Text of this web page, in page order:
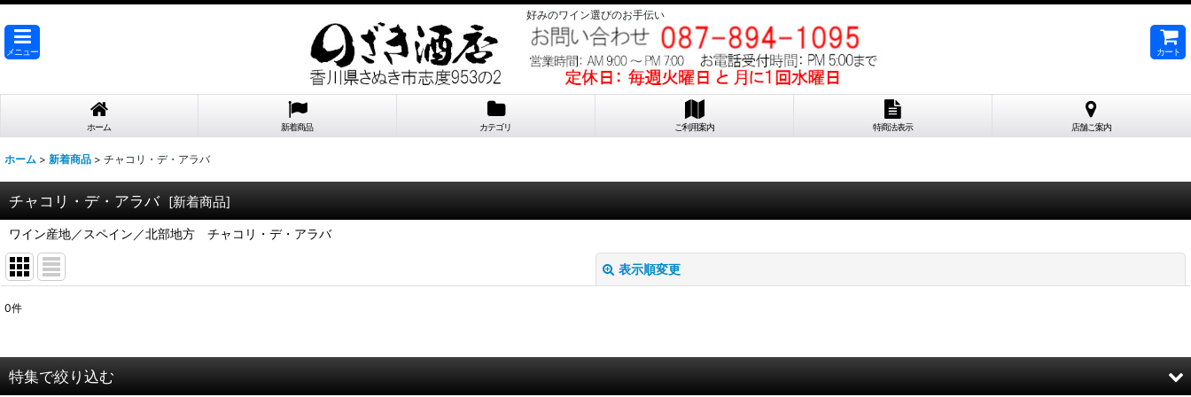
好みのワイン選びのお手伝い
メニュー カート
ホーム 新着商品 カテゴリ ご利用案内 特商法表示 店舗ご案内
ホーム > 新着商品 > チャコリ・デ・アラバ
チャコリ・デ・アラバ [新着商品]
ワイン産地／スペイン／北部地方 チャコリ・デ・アラバ
表示順変更
在庫あり
0件
特集で絞り込む